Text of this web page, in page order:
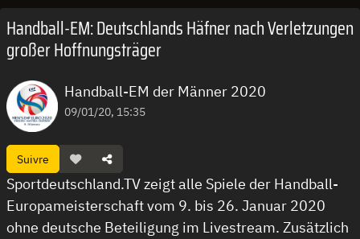
Handball-EM: Deutschlands Häfner nach Verletzungen
großer Hoffnungsträger
Handball-EM der Männer 2020
09/01/20, 15:35
Suivre
Sportdeutschland.TV zeigt alle Spiele der Handball-
Europameisterschaft vom 9. bis 26. Januar 2020
ohne deutsche Beteiligung im Livestream. Zusätzlich